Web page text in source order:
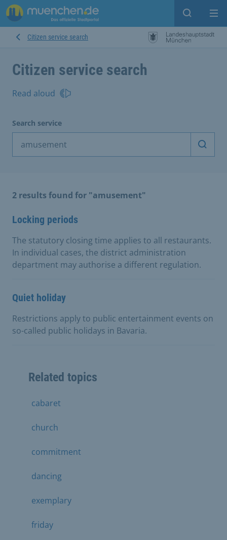
Open
Citizen service search
Citizen service search
Read aloud
Search service
Start
2 results found for "amusement"
Locking periods
The statutory closing time applies to all restaurants.
In individual cases, the district administration
department may authorise a different regulation.
Quiet holiday
Restrictions apply to public entertainment events on
so-called public holidays in Bavaria.
Related topics
cabaret
church
commitment
dancing
exemplary
friday